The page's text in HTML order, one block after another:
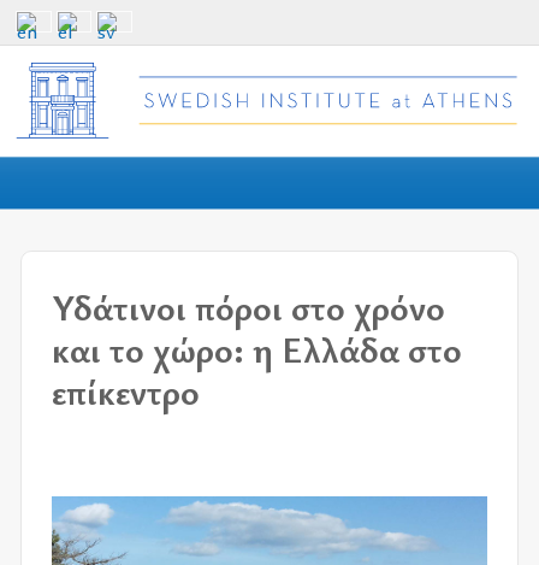
Υδάτινοι πόροι στο χρόνο
και το χώρο: η Ελλάδα στο
επίκεντρο